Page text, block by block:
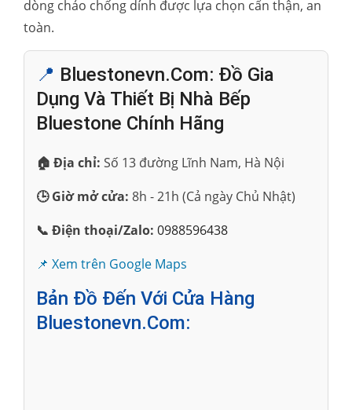
dòng chảo chống dính được lựa chọn cẩn thận, an
toàn.
📍 Bluestonevn.com: Đồ Gia
Dụng Và Thiết Bị Nhà Bếp
Bluestone Chính Hãng
🏠 Địa chỉ: Số 13 đường Lĩnh Nam, Hà Nội
🕒 Giờ mở cửa: 8h - 21h (Cả ngày Chủ Nhật)
📞 Điện thoại/Zalo: 0988596438
📌 Xem trên Google Maps
Bản Đồ Đến Với Cửa Hàng
Bluestonevn.com: